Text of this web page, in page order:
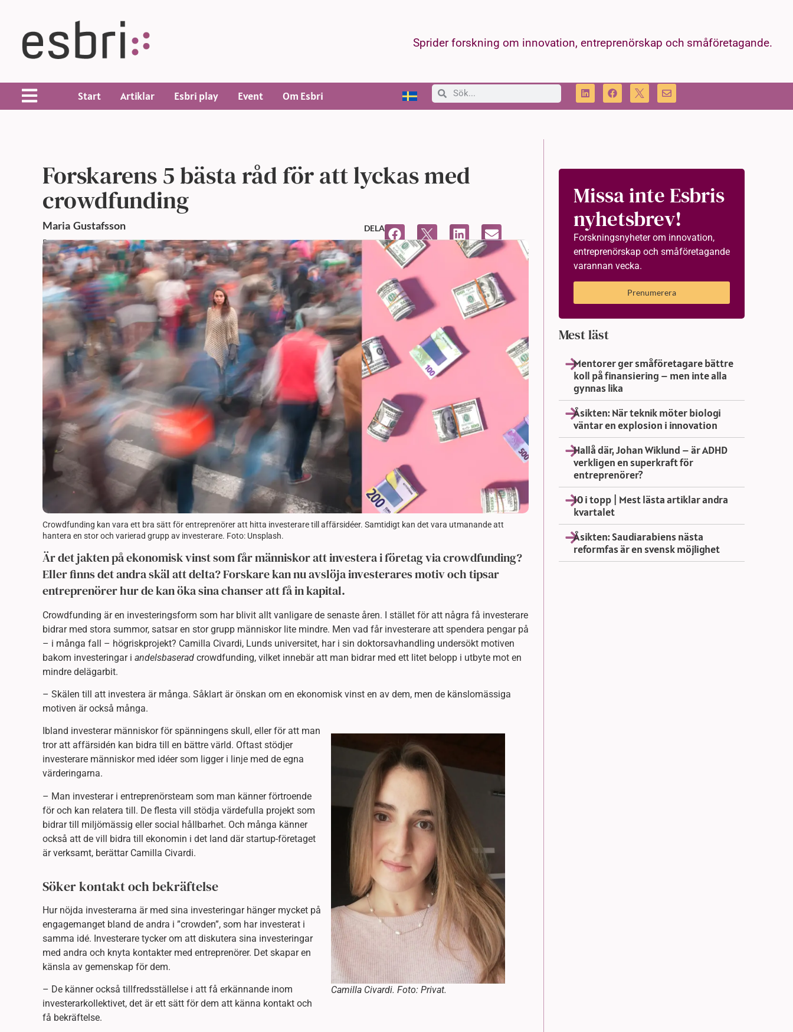
Sprider forskning om innovation, entreprenörskap och småföretagande.
Start Artiklar Esbri play Event Om Esbri
Forskarens 5 bästa råd för att lyckas med
crowdfunding
Maria Gustafsson
Publicerad: 23 nov 2023, 8:25 f m Uppdaterad: 23 nov 2023, 8:25 f m
DELA
Crowdfunding kan vara ett bra sätt för entreprenörer att hitta investerare till affärsidéer. Samtidigt kan det vara utmanande att
hantera en stor och varierad grupp av investerare. Foto: Unsplash.
Är det jakten på ekonomisk vinst som får människor att investera i företag via crowdfunding?
Eller finns det andra skäl att delta? Forskare kan nu avslöja investerares motiv och tipsar
entreprenörer hur de kan öka sina chanser att få in kapital.
Crowdfunding är en investeringsform som har blivit allt vanligare de senaste åren. I stället för att några få investerare
bidrar med stora summor, satsar en stor grupp människor lite mindre. Men vad får investerare att spendera pengar på
– i många fall – högriskprojekt? Camilla Civardi, Lunds universitet, har i sin doktorsavhandling undersökt motiven
bakom investeringar i andelsbaserad crowdfunding, vilket innebär att man bidrar med ett litet belopp i utbyte mot en
mindre delägarbit.
– Skälen till att investera är många. Såklart är önskan om en ekonomisk vinst en av dem, men de känslomässiga
motiven är också många.
Camilla Civardi. Foto: Privat.
Ibland investerar människor för spänningens skull, eller för att man
tror att affärsidén kan bidra till en bättre värld. Oftast stödjer
investerare människor med idéer som ligger i linje med de egna
värderingarna.
– Man investerar i entreprenörsteam som man känner förtroende
för och kan relatera till. De flesta vill stödja värdefulla projekt som
bidrar till miljömässig eller social hållbarhet. Och många känner
också att de vill bidra till ekonomin i det land där startup-företaget
är verksamt, berättar Camilla Civardi.
Söker kontakt och bekräftelse
Hur nöjda investerarna är med sina investeringar hänger mycket på
engagemanget bland de andra i ”crowden”, som har investerat i
samma idé. Investerare tycker om att diskutera sina investeringar
med andra och knyta kontakter med entreprenörer. Det skapar en
känsla av gemenskap för dem.
– De känner också tillfredsställelse i att få erkännande inom
investerarkollektivet, det är ett sätt för dem att känna kontakt och
få bekräftelse.
Missa inte Esbris
nyhetsbrev!
Forskningsnyheter om innovation,
entreprenörskap och småföretagande
varannan vecka.
Prenumerera
Mest läst
Mentorer ger småföretagare bättre
koll på finansiering – men inte alla
gynnas lika
Åsikten: När teknik möter biologi
väntar en explosion i innovation
Hallå där, Johan Wiklund – är ADHD
verkligen en superkraft för
entreprenörer?
10 i topp | Mest lästa artiklar andra
kvartalet
Åsikten: Saudiarabiens nästa
reformfas är en svensk möjlighet